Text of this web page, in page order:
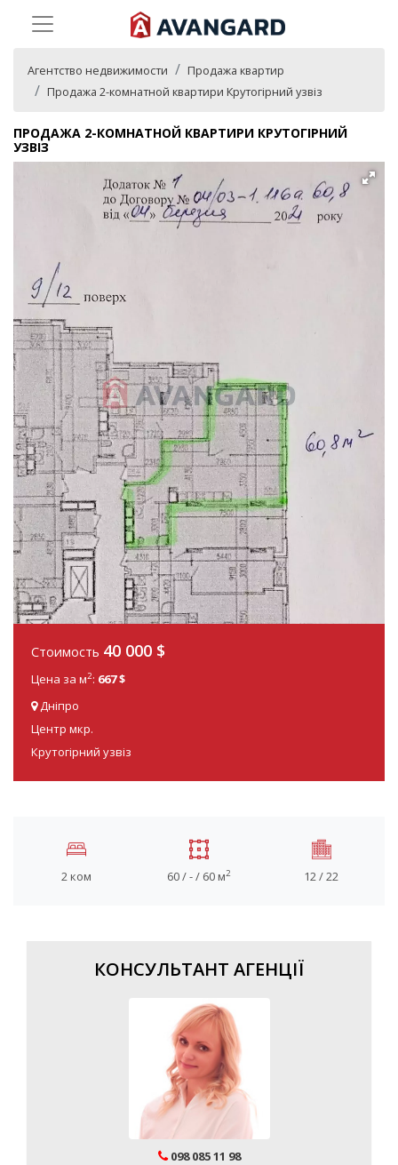
Агентство недвижимости
Продажа квартир
Продажа 2-комнатной квартири Крутогірний узвіз
ПРОДАЖА 2-КОМНАТНОЙ КВАРТИРИ КРУТОГІРНИЙ
УЗВІЗ
Стоимость 40 000 $
Цена за м2: 667 $
Дніпро
Центр мкр.
Крутогірний узвіз
2 ком 60 / - / 60 м2 12 / 22
КОНСУЛЬТАНТ АГЕНЦІЇ
098 085 11 98